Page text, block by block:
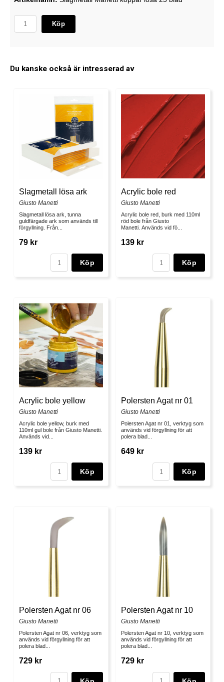
Köp
Du kanske också är intresserad av
Slagmetall lösa ark
Giusto Manetti
Slagmetall lösa ark, tunna
guldfärgade ark som används till
förgyllning. Från...
79 kr
Köp
Acrylic bole red
Giusto Manetti
Acrylic bole red, burk med 110ml
röd bole från Giusto
Manetti. Används vid fö...
139 kr
Köp
Acrylic bole yellow
Giusto Manetti
Acrylic bole yellow, burk med
110ml gul bole från Giusto Manetti.
Används vid...
139 kr
Köp
Polersten Agat nr 01
Giusto Manetti
Polersten Agat nr 01, verktyg som
används vid förgyllning för att
polera blad...
649 kr
Köp
Polersten Agat nr 06
Giusto Manetti
Polersten Agat nr 06, verktyg som
används vid förgyllning för att
polera blad...
729 kr
Polersten Agat nr 10
Giusto Manetti
Polersten Agat nr 10, verktyg som
används vid förgyllning för att
polera blad...
729 kr